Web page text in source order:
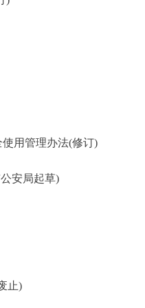
用管理办法(修订)
安局起草)
止)